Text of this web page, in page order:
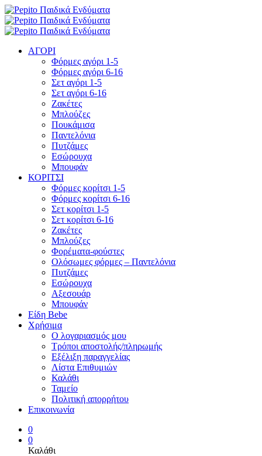
ΑΓΟΡΙ
Φόρμες αγόρι 1-5
Φόρμες αγόρι 6-16
Σετ αγόρι 1-5
Σετ αγόρι 6-16
Ζακέτες
Μπλούζες
Πουκάμισα
Παντελόνια
Πυτζάμες
Εσώρουχα
Μπουφάν
ΚΟΡΙΤΣΙ
Φόρμες κορίτσι 1-5
Φόρμες κορίτσι 6-16
Σετ κορίτσι 1-5
Σετ κορίτσι 6-16
Ζακέτες
Μπλούζες
Φορέματα-φούστες
Ολόσωμες φόρμες – Παντελόνια
Πυτζάμες
Εσώρουχα
Αξεσουάρ
Μπουφάν
Είδη Bebe
Χρήσιμα
Ο λογαριασμός μου
Τρόποι αποστολής/πληρωμής
Εξέλιξη παραγγελίας
Λίστα Επιθυμιών
Καλάθι
Ταμείο
Πολιτική απορρήτου
Επικοινωνία
0
0
Καλάθι